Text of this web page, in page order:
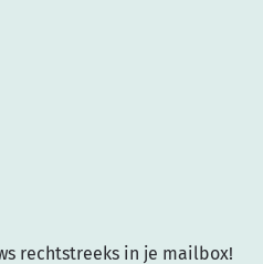
rechtstreeks in je mailbox!